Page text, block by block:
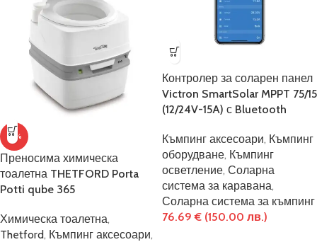
-8%
Преносима химическа
тоалетна THETFORD Porta
Potti qube 365
Химическа тоалетна,
Thetford, Къмпинг аксесоари,
Контролер за соларен панел
Victron SmartSolar MPPT 75/15
(12/24V-15A) с Bluetooth
Къмпинг аксесоари, Къмпинг
оборудване, Къмпинг
осветление, Соларна
система за каравана,
Соларна система за къмпинг
76.69€ (150.00 лв.)